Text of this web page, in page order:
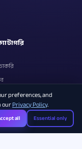
preferences, and
ourPrivacy Policy.
all Essential only